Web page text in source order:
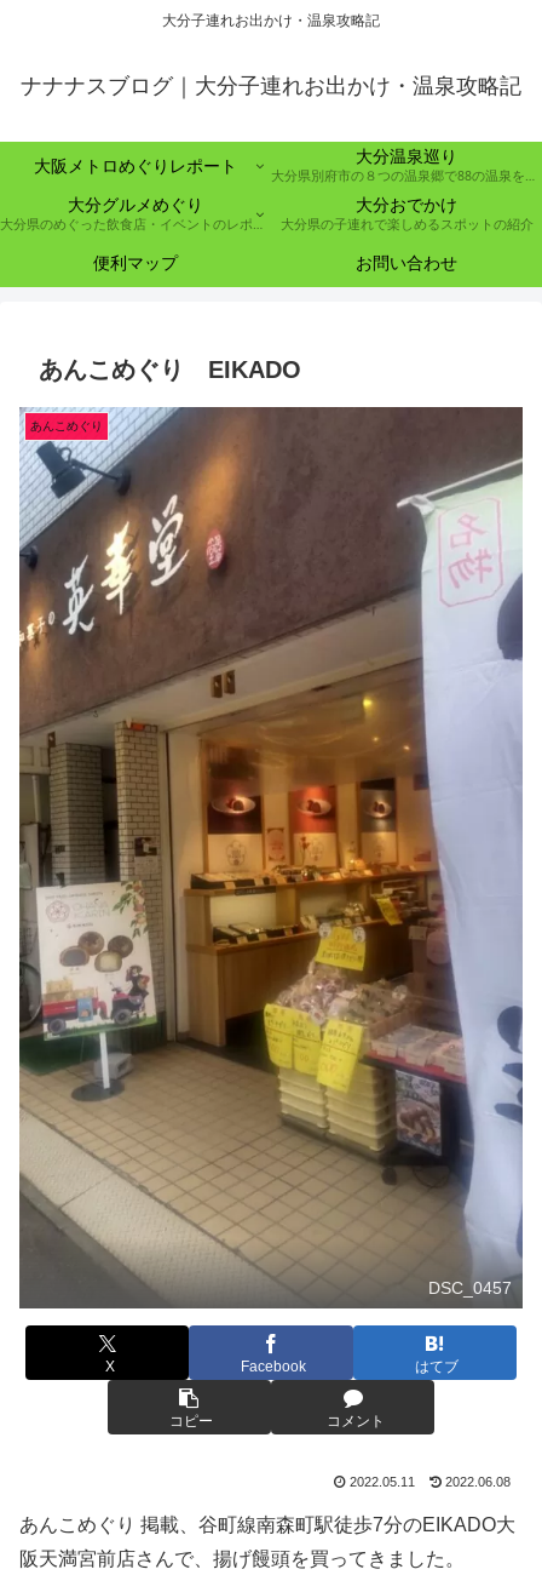
大分子連れお出かけ・温泉攻略記
ナナナスブログ｜大分子連れお出かけ・温泉攻略記
大阪メトロめぐりレポート 大分温泉巡り
大分県別府市の８つの温泉郷で88の温泉を巡る取り組み
大分グルメめぐり
大分県のめぐった飲食店・イベントのレポート
大分おでかけ
大分県の子連れで楽しめるスポットの紹介
便利マップ お問い合わせ
あんこめぐり EIKADO
あんこめぐり
DSC_0457
X Facebook はてブ
コピー コメント
2022.05.11 2022.06.08
あんこめぐり 掲載、谷町線南森町駅徒歩7分のEIKADO大
阪天満宮前店さんで、揚げ饅頭を買ってきました。